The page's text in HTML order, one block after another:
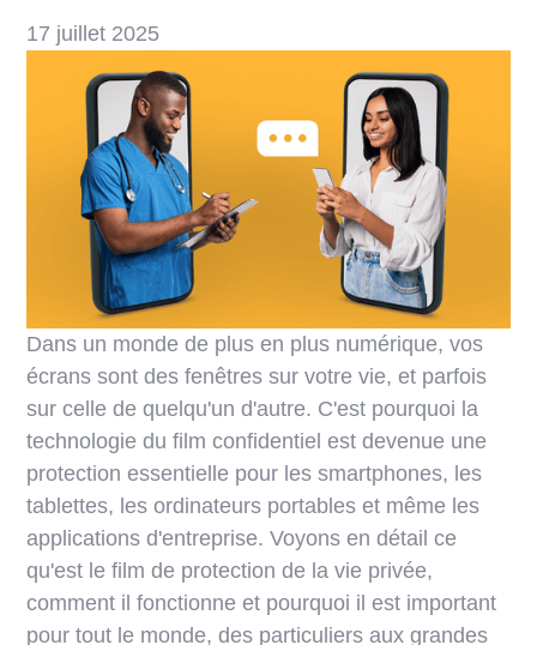
17 juillet 2025
Dans un monde de plus en plus numérique, vos
écrans sont des fenêtres sur votre vie, et parfois
sur celle de quelqu'un d'autre. C'est pourquoi la
technologie du film confidentiel est devenue une
protection essentielle pour les smartphones, les
tablettes, les ordinateurs portables et même les
applications d'entreprise. Voyons en détail ce
qu'est le film de protection de la vie privée,
comment il fonctionne et pourquoi il est important
pour tout le monde, des particuliers aux grandes